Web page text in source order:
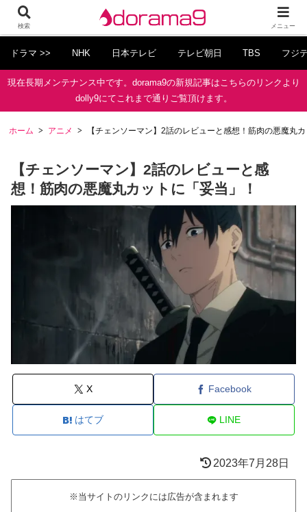
ドラマ >> NHK 日本テレビ テレビ朝日 TBS フジ
現在長期メンテナンス中です。dorama9の新規記事はこちらのリンクより
dolly9にてこれまで通りご覧頂けます。
ホーム アニメ 【チェンソーマン】2話のレビューと感想！筋肉の悪魔丸
【チェンソーマン】2話のレビューと感
想！筋肉の悪魔丸カットに「妥当」！
X Facebook
はてブ LINE
2023年7月28日
※当サイトのリンクには広告が含まれます
検索 メニュー